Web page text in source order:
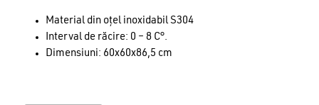
Material din oțel inoxidabil S304
Interval de răcire: 0 – 8 C°.
Dimensiuni: 60x60x86,5 cm